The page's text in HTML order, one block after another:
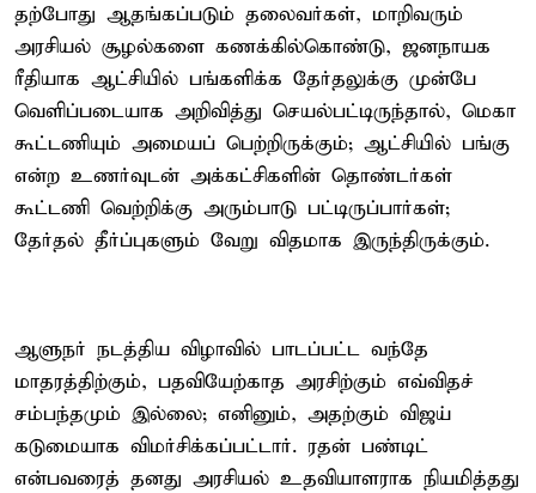
தற்போது ஆதங்கப்படும் தலைவர்கள், மாறிவரும்
அரசியல் சூழல்களை கணக்கில்கொண்டு, ஜனநாயக
ரீதியாக ஆட்சியில் பங்களிக்க தேர்தலுக்கு முன்பே
வெளிப்படையாக அறிவித்து செயல்பட்டிருந்தால், மெகா
கூட்டணியும் அமையப் பெற்றிருக்கும்; ஆட்சியில் பங்கு
என்ற உணர்வுடன் அக்கட்சிகளின் தொண்டர்கள்
கூட்டணி வெற்றிக்கு அரும்பாடு பட்டிருப்பார்கள்;
தேர்தல் தீர்ப்புகளும் வேறு விதமாக இருந்திருக்கும்.
ஆளுநர் நடத்திய விழாவில் பாடப்பட்ட வந்தே
மாதரத்திற்கும், பதவியேற்காத அரசிற்கும் எவ்விதச்
சம்பந்தமும் இல்லை; எனினும், அதற்கும் விஜய்
கடுமையாக விமர்சிக்கப்பட்டார். ரதன் பண்டிட்
என்பவரைத் தனது அரசியல் உதவியாளராக நியமித்தது